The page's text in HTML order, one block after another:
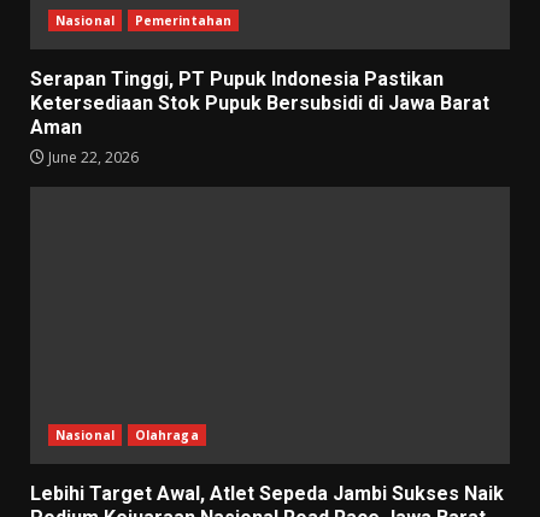
Nasional Pemerintahan
Serapan Tinggi, PT Pupuk Indonesia Pastikan
Ketersediaan Stok Pupuk Bersubsidi di Jawa Barat
Aman
June 22, 2026
Nasional Olahraga
Lebihi Target Awal, Atlet Sepeda Jambi Sukses Naik